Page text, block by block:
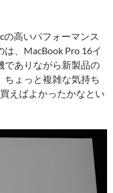
高いパフォーマンス
、MacBook Pro 16イ
でありながら新製品の
ちょっと複雑な気持ち
えばよかったかなとい